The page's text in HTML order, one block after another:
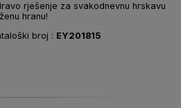
rješenje za svakodnevnu hrskavu
hranu!
broj : EY201815